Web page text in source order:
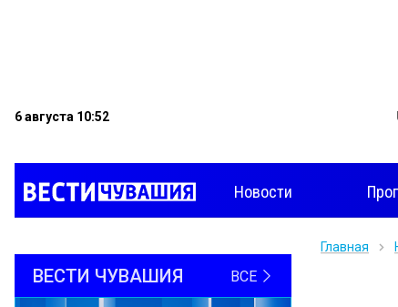
6 августа 10:52
Новости
ВЕСТИ ЧУВАШИЯ ВСЕ
Главная